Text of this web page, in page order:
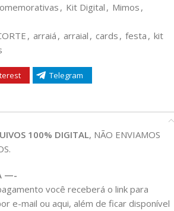
, Kit Digital , Mimos ,
, arraiá , arraial , cards , festa , kit
Telegram
100% DIGITAL, NÃO ENVIAMOS
—-
você receberá o link para
e-mail ou aqui, além de ficar disponível